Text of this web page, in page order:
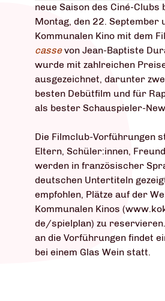
neue Saison des Ciné-Clubs
Montag, den 22. September
Kommunalen Kino mit dem
cassevon Jean-Baptiste
wurde mit zahlreichen
ausgezeichnet, darunter
besten Debütfilm und für
als bester Schauspieler-
Die Filmclub-Vorführungen
Eltern, Schüler:innen,
werden in französischer
deutschen Untertiteln
empfohlen, Plätze auf der
Kommunalen Kinos
de/spielplan) zu
an die Vorführungen findet
bei einem Glas Wein statt.